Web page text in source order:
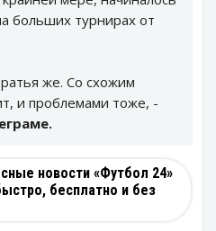
больших турнирах от
же. Со схожим
и проблемами тоже, -
новости «Футбол 24»
бесплатно и без